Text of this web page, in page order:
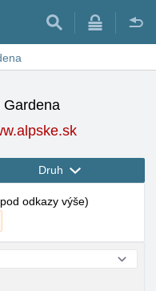
Gardena
Druh
odkazy výše)